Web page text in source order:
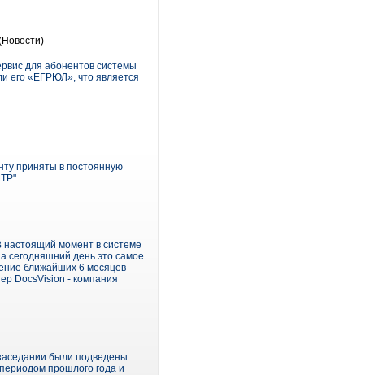
для абонентов системы
его «ЕГРЮЛ», что является
приняты в постоянную
момент в системе
сегодняшний день это самое
ближайших 6 месяцев
DocsVision - компания
были подведены
прошлого года и